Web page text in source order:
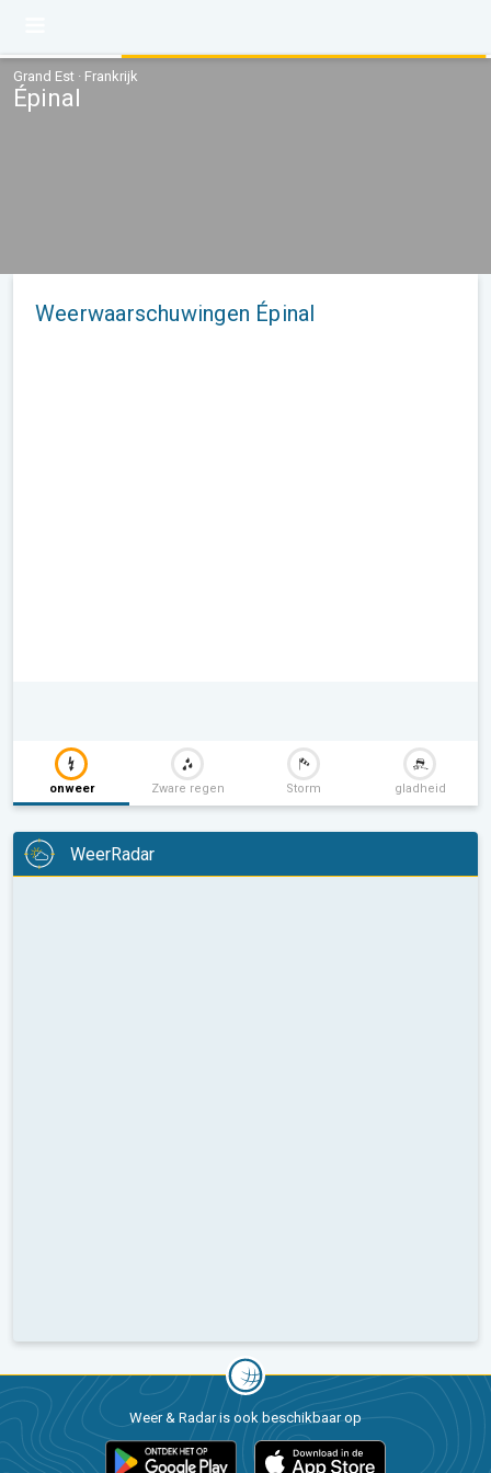
Grand Est · Frankrijk
Épinal
Weerwaarschuwingen Épinal
onweer Zware regen Storm gladheid
WeerRadar
Weer & Radar is ook beschikbaar op